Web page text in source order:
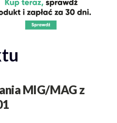
MIG/MAG z